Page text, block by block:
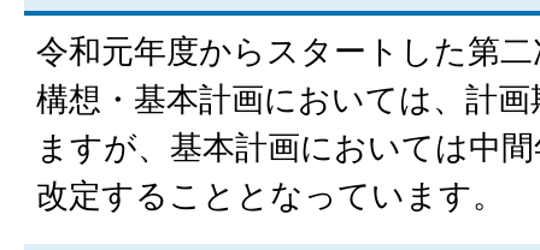
令和元年度からスタートした第
構想・基本計画においては、計
ますが、基本計画においては中
改定することとなっています。